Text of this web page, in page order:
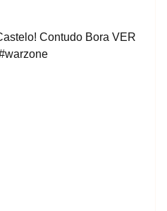
Contudo Bora VER